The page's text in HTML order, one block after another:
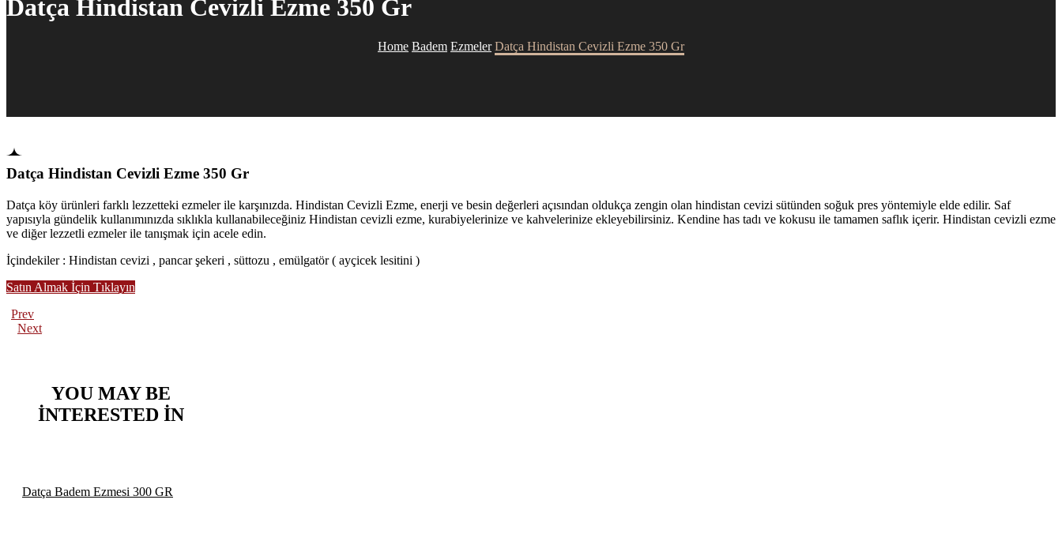
Datça Hindistan Cevizli Ezme 350 Gr
Home Badem Ezmeler Datça Hindistan Cevizli Ezme 350 Gr
Datça Hindistan Cevizli Ezme 350 Gr
Datça köy ürünleri farklı lezzetteki ezmeler ile karşınızda. Hindistan Cevizli Ezme, enerji ve besin değerleri açısından oldukça zengin olan hindistan cevizi sütünden soğuk pres yöntemiyle elde edilir. Saf
yapısıyla gündelik kullanımınızda sıklıkla kullanabileceğiniz Hindistan cevizli ezme, kurabiyelerinize ve kahvelerinize ekleyebilirsiniz. Kendine has tadı ve kokusu ile tamamen saflık içerir. Hindistan cevizli ezme
ve diğer lezzetli ezmeler ile tanışmak için acele edin.
İçindekiler : Hindistan cevizi , pancar şekeri , süttozu , emülgatör ( ayçicek lesitini )
Satın Almak İçin Tıklayın
Prev
Next
YOU MAY BE
INTERESTED IN
Datça Badem Ezmesi 300 GR